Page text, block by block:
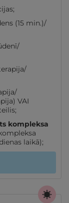
(15 min.)/
VAI
kompleksa
laikā);